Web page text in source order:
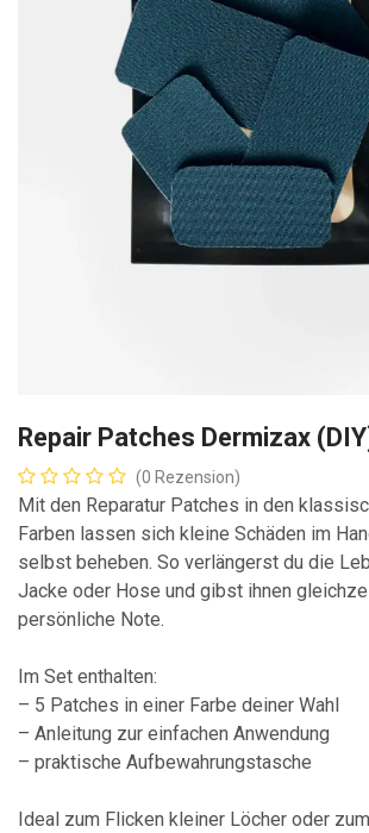
Repair Patches Dermizax
(0 Rezension)
Mit den Reparatur Patches in den
Farben lassen sich kleine Schäden im
selbst beheben. So verlängerst du die
Jacke oder Hose und gibst ihnen
persönliche Note.
Im Set enthalten:
– 5 Patches in einer Farbe deiner Wahl
– Anleitung zur einfachen Anwendung
– praktische Aufbewahrungstasche
Ideal zum Flicken kleiner Löcher oder